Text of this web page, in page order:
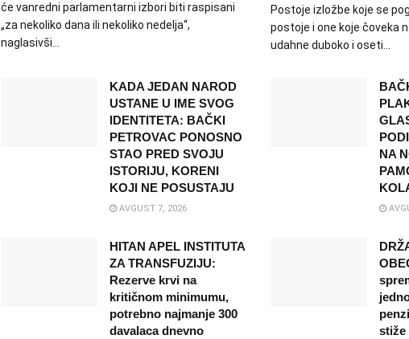
će vanredni parlamentarni izbori biti raspisani
„za nekoliko dana ili nekoliko nedelja“,
naglasivši...
Postoje izložbe koje se
postoje i one koje čoveka
udahne duboko i oseti...
KADA JEDAN NAROD
USTANE U IME SVOG
IDENTITETA: BAČKI
PETROVAC PONOSNO
STAO PRED SVOJU
ISTORIJU, KORENI
KOJI NE POSUSTAJU
AVGUST 7, 2026
NA
HITAN APEL INSTITUTA
ZA TRANSFUZIJU:
Rezerve krvi na
kritičnom minimumu,
potrebno najmanje 300
davalaca dnevno
stiže